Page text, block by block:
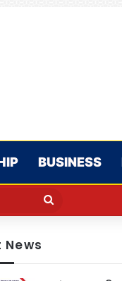
BUSINESS
Search
News